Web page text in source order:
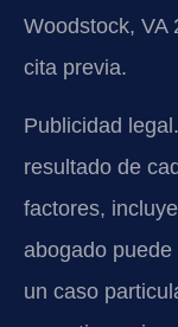
Woodstock, VA
cita previa.
Publicidad
resultado de
factores,
abogado
un caso